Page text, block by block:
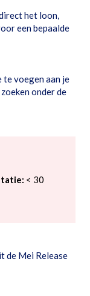
het loon,
een bepaalde
te voegen aan je
onder de
< 30
de Mei Release